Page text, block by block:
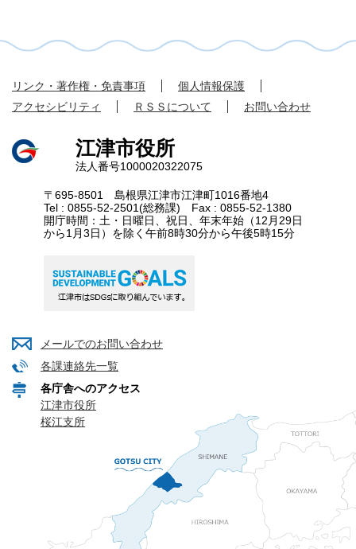
リンク・著作権・免責事項
個人情報保護
アクセシビリティ
ＲＳＳについて お問い合わせ
江津市役所
法人番号1000020322075
〒695-8501 島根県江津市江津町1016番地4
Tel : 0855-52-2501(総務課) Fax : 0855-52-1380
開庁時間：土・日曜日、祝日、年末年始（12月29日
から1月3日）を除く午前8時30分から午後5時15分
メールでのお問い合わせ
各課連絡先一覧
各庁舎へのアクセス
江津市役所
桜江支所